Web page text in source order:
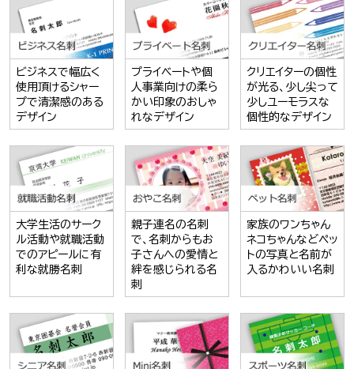
ビジネスで幅広く
使用頂けるシャー
プで清潔感のある
デザイン
プライベートや個
人事業向けの柔ら
かい印象のおしゃ
れなデザイン
クリエイターの個性
が光る、少し尖って
少しユーモラスな
個性的なデザイン
大学生活のサーク
ル活動や就職活動
でのアピールに有
利な就勝名刺
親子連名の名刺
で、名刺からもお
子さんへの愛情と
絆を感じられる名
刺
家族のワンちゃん
ネコちゃんなどペッ
トの写真と名前が
入るかわいい名刺